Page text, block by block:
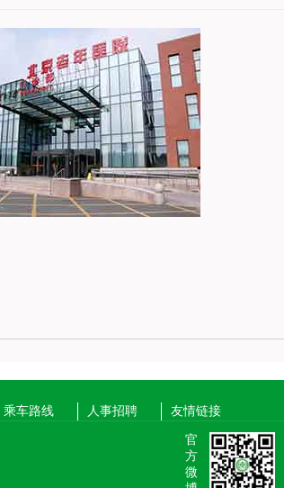
乘车路线 人事招聘 友情链接
官
方
微